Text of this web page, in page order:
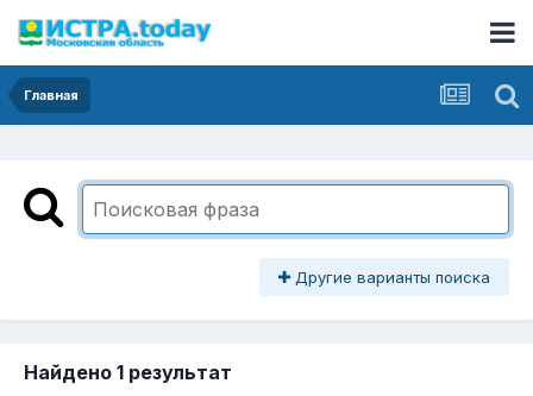
Главная
Другие варианты поиска
Найдено 1 результат